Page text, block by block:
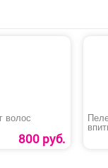
волос
800 руб.